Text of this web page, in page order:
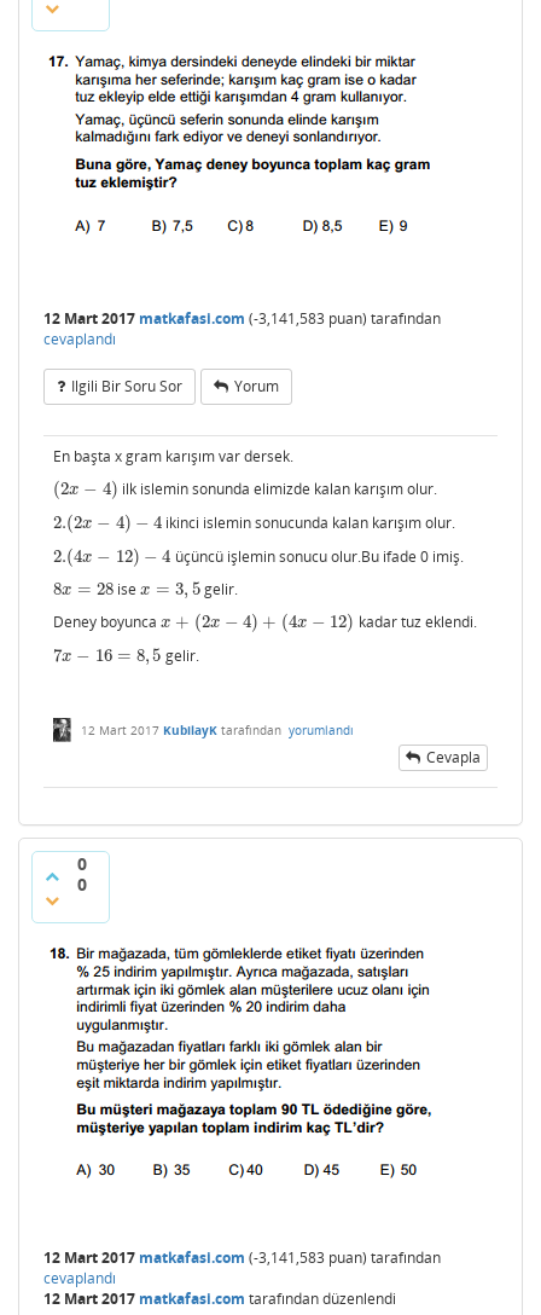
12 Mart 2017 matkafasi.com (-3,141,583 puan) tarafından
cevaplandı
Ilgili Bir Soru Sor Yorum
En başta x gram karışım var dersek.
(2x − 4)
(2x− 4)
ilk islemin sonunda elimizde kalan karışım olur.
2.(2x − 4) − 4
2.(2x− 4)− 4
ikinci islemin sonucunda kalan karışım olur.
2.(4x − 12) − 4
2.(4x− 12 −4
üçüncü işlemin sonucu olur.Bu ifade 0 imiş.
8x = 28
8x= 28 isex = 3, 5
x= 3,5
gelir.
Deney boyunca x + (2x − 4) + (4x − 12)
x+ (2 x−4)+(4 x−12)
kadar tuz eklendi.
7x − 16 = 8,5
7x− 16 =8, 5 gelir.
12 Mart 2017 KubilayK tarafından yorumlandı
Cevapla
0
0
12 Mart 2017 matkafasi.com (-3,141,583 puan) tarafından
cevaplandı
12 Mart 2017 matkafasi.com tarafındandüzenlendi